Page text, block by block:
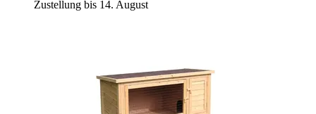
Zustellung bis 14. August